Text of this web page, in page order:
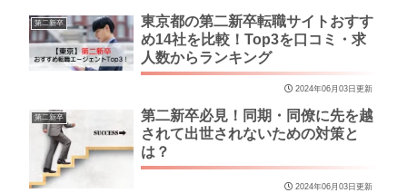
第二新卒
東京都の第二新卒転職サイトおすす
め14社を比較！Top3を口コミ・求
人数からランキング
2024年06月03日更新
第二新卒
第二新卒必見！同期・同僚に先を越
されて出世されないための対策と
は？
2024年06月03日更新